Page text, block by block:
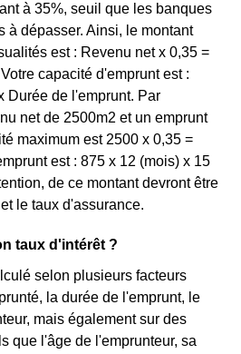
à 35%, seuil que les banques
à dépasser. Ainsi, le montant
est : Revenu net x 0,35 =
capacité d'emprunt est :
Durée de l'emprunt. Par
net de 2500m2 et un emprunt
maximum est 2500 x 0,35 =
est : 875 x 12 (mois) x 15
de ce montant devront être
le taux d'assurance.
taux d'intérêt ?
selon plusieurs facteurs
la durée de l'emprunt, le
mais également sur des
que l'âge de l'emprunteur, sa